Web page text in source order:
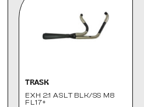
TRASK
EXH 2:1 ASLT BLK/SS M8
FL17+